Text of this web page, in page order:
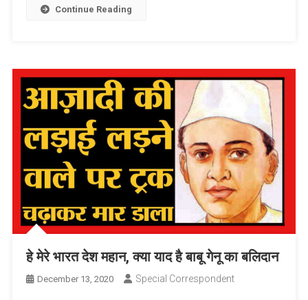
Continue Reading
हे मेरे भारत देश महान, क्या याद है बाबू गेनू का बलिदान
December 13, 2020 Special Correspondent